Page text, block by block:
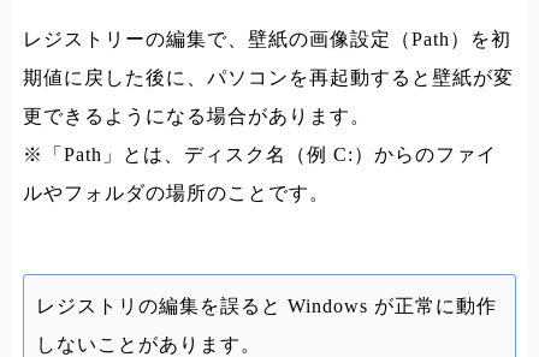
レジストリーの編集で、壁紙の画像設定（Path）を初
期値に戻した後に、パソコンを再起動すると壁紙が変
更できるようになる場合があります。
※「Path」とは、ディスク名（例 C:）からのファイ
ルやフォルダの場所のことです。
レジストリの編集を誤ると Windows が正常に動作
しないことがあります。